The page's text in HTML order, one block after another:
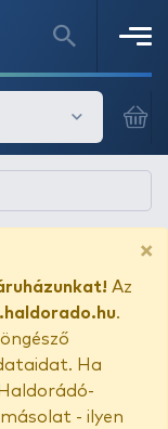
×
Az
.
Ha
- ilyen